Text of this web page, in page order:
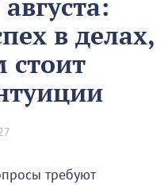
в делах,
стоит
требуют